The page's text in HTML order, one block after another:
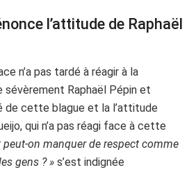
l’attitude de Raphaël
n’a pas tardé à réagir à la
sévèrement Raphaël Pépin et
de cette blague et la l’attitude
qui n’a pas réagi face à cette
peut-on manquer de respect comme
gens ? » s’est indignée